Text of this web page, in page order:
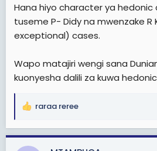
Hana hiyo character ya
tuseme P- Didy na mwenzake R
exceptional) cases.
Wapo matajiri wengi sana
kuonyesha dalili za kuwa hedonic
R
a
c
raraa reree